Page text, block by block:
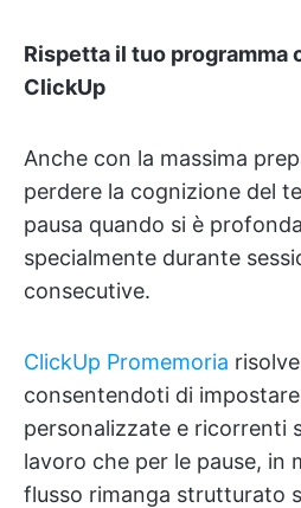
Rispetta il tuo programma
ClickUp
Anche con la massima
perdere la cognizione del
pausa quando si è
specialmente durante
consecutive.
ClickUp Promemoria
consentendoti di
personalizzate e ricorrenti
lavoro che per le pause, in
flusso rimanga strutturato